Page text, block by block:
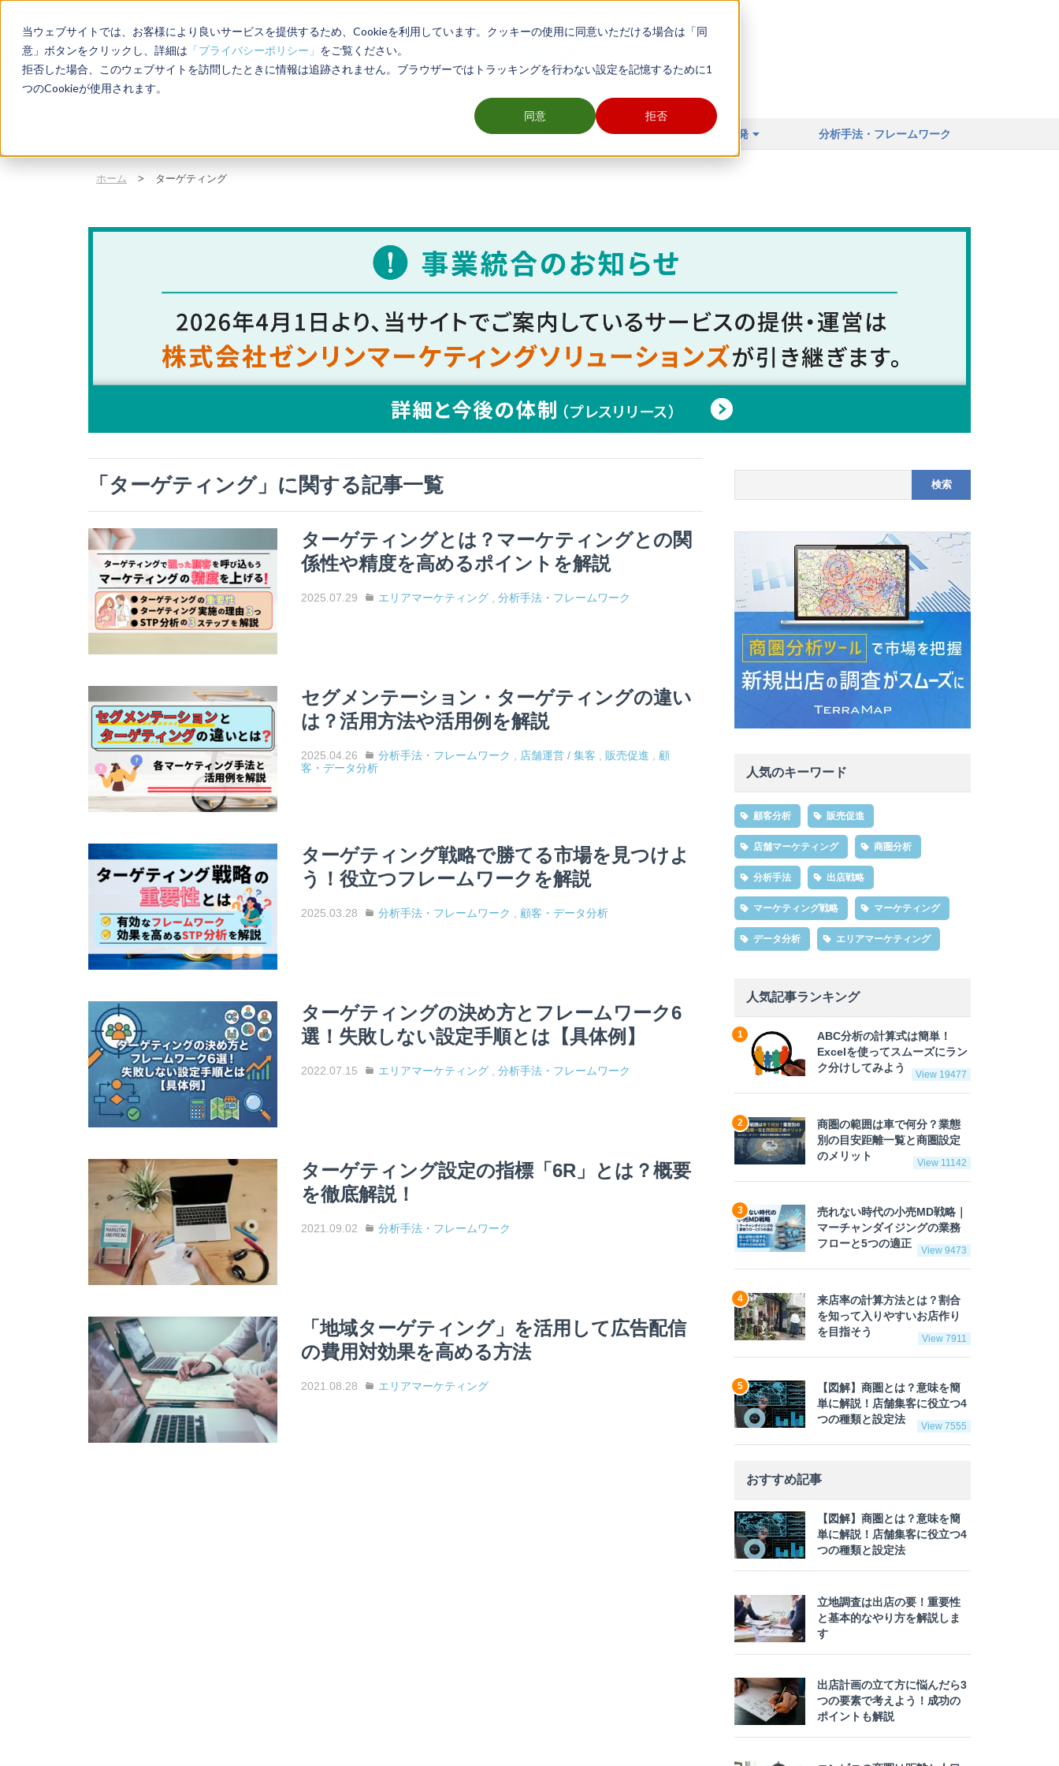
当ウェブサイトでは、お客様により良いサービスを提供するため、Cookieを利用しています。クッキーの使用に同意いただける場合は「同
意」ボタンをクリックし、詳細は 「プライバシーポリシー」 をご覧ください。
拒否した場合、このウェブサイトを訪問したときに情報は追跡されません。ブラウザーではトラッキングを行わない設定を記憶するために1
つのCookieが使用されます。
同意 拒否
顧客・データ分析 店舗開発 分析手法・フレームワーク
ホーム > ターゲティング
「 ターゲティング」に関する記事一覧
ターゲティングとは？マーケティングとの関
係性や精度を高めるポイントを解説
2025.07.29 エリアマーケティング , 分析手法・フレームワーク
セグメンテーション・ターゲティングの違い
は？活用方法や活用例を解説
2025.04.26 分析手法・フレームワーク , 店舗運営 / 集客 , 販売促進 , 顧
客・データ分析
ターゲティング戦略で勝てる市場を見つけよ
う！役立つフレームワークを解説
2025.03.28 分析手法・フレームワーク , 顧客・データ分析
ターゲティングの決め方とフレームワーク6
選！失敗しない設定手順とは【具体例】
2022.07.15 エリアマーケティング , 分析手法・フレームワーク
ターゲティング設定の指標「6R」とは？概要
を徹底解説！
2021.09.02 分析手法・フレームワーク
「地域ターゲティング」を活用して広告配信
の費用対効果を高める方法
2021.08.28 エリアマーケティング
人気のキーワード
顧客分析 販売促進
店舗マーケティング 商圏分析
分析手法 出店戦略
マーケティング戦略 マーケティング
データ分析 エリアマーケティング
人気記事ランキング
ABC分析の計算式は簡単！
Excelを使ってスムーズにラン
ク分けしてみよう
View 19477
商圏の範囲は車で何分？業態
別の目安距離一覧と商圏設定
のメリット
View 11142
売れない時代の小売MD戦略｜
マーチャンダイジングの業務
フローと5つの適正
View 9473
来店率の計算方法とは？割合
を知って入りやすいお店作り
を目指そう
View 7911
【図解】商圏とは？意味を簡
単に解説！店舗集客に役立つ4
つの種類と設定法
View 7555
おすすめ記事
【図解】商圏とは？意味を簡
単に解説！店舗集客に役立つ4
つの種類と設定法
立地調査は出店の要！重要性
と基本的なやり方を解説しま
す
出店計画の立て方に悩んだら3
つの要素で考えよう！成功の
ポイントも解説